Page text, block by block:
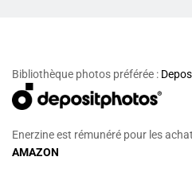
Bibliothèque photos préférée :
Enerzine est rémunéré pour les
AMAZON